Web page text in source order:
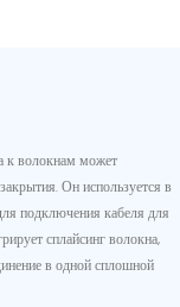
к волокнам может
Он используется в
подключения кабеля для
сплайсинг волокна,
в одной сплошной